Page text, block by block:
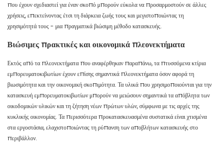
που έχουν σχεδιαστεί για έναν σκοπό μπορούν εύκολα να προσαρμοστούν σε άλλες
χρήσεις, επεκτείνοντας έτσι τη διάρκεια ζωής τους και μεγιστοποιώντας τη
χρησιμότητά τους - μια πραγματικά βιώσιμη μέθοδο κατασκευής.
Βιώσιμες πρακτικές και οικονομικά πλεονεκτήματα
Εκτός από τα πλεονεκτήματα που αναφέρθηκαν παραπάνω, τα πτυσσόμενα κτίρια
εμπορευματοκιβωτίων έχουν επίσης σημαντικά πλεονεκτήματα όσον αφορά τη
βιωσιμότητα και την οικονομική σκοπιμότητα. Τα υλικά που χρησιμοποιούνται για την
κατασκευή εμπορευματοκιβωτίων μπορούν να μειώσουν σημαντικά τα απόβλητα των
οικοδομικών υλικών και τη ζήτηση νέων πρώτων υλών, σύμφωνα με τις αρχές της
κυκλικής οικονομίας. Τα περισσότερα προκατασκευασμένα συστατικά είναι χτισμένα
στα εργοστάσια, ελαχιστοποιώντας τη ρύπανση των αποβλήτων κατασκευής στο
περιβάλλον.